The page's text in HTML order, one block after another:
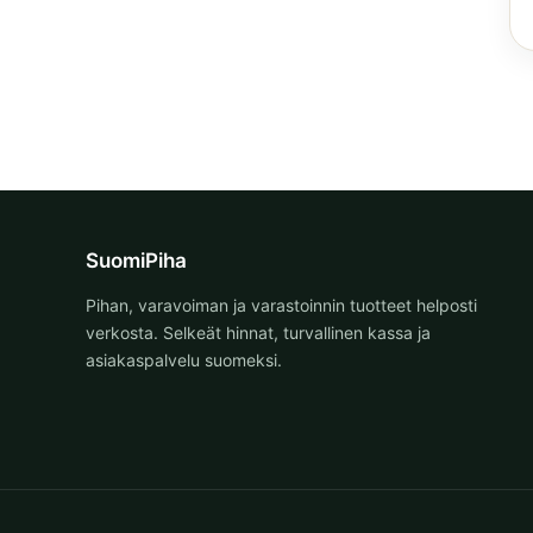
SuomiPiha
Pihan, varavoiman ja varastoinnin tuotteet helposti
verkosta. Selkeät hinnat, turvallinen kassa ja
asiakaspalvelu suomeksi.